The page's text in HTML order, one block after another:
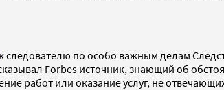
к следователю по особо важным делам
Forbes источник, знающий об
работ или оказание услуг, не